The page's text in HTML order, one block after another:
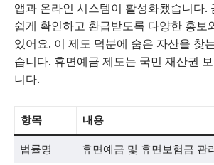
앱과 온라인 시스템이 활성화됐습니다.
쉽게 확인하고 환급받도록 다양한 홍보
있어요. 이 제도 덕분에 숨은 자산을 찾
습니다. 휴면예금 제도는 국민 재산권
니다.
항목 내용
법률명 휴면예금 및 휴면보험금 관